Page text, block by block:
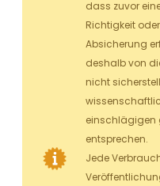
dass zuvor
Richtigkeit
Absicherung
deshalb von
nicht
einschlägigen
entsprechen.
Jede